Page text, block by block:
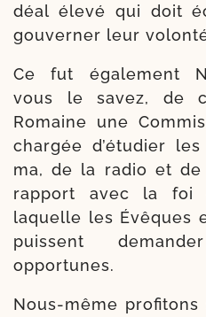
déal éle­vé qui doit
gou­ver­ner leur
Ce fut éga­le­ment
vous le savez, de
Romaine une
char­gée d’é­tu­dier
ma, de la radio et
rap­port avec la
laquelle les Évêques
puissent
opportunes.
Nous-​même